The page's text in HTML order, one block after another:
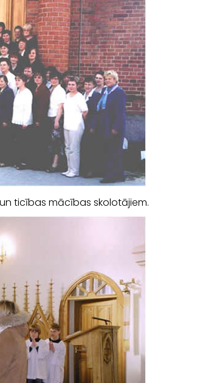
ticības mācības skolotājiem.